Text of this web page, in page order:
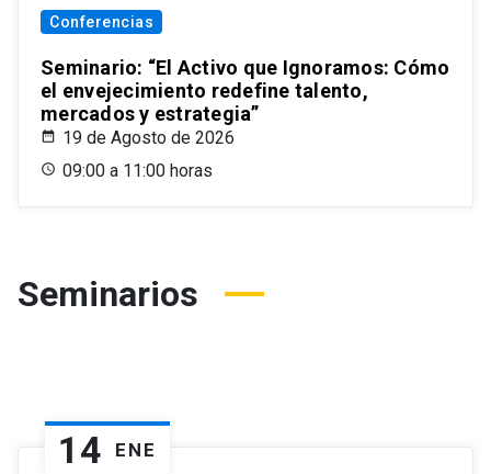
Conferencias
Seminario: “El Activo que Ignoramos: Cómo
el envejecimiento redefine talento,
mercados y estrategia”
19 de Agosto de 2026
09:00 a 11:00 horas
Seminarios
14 ENE